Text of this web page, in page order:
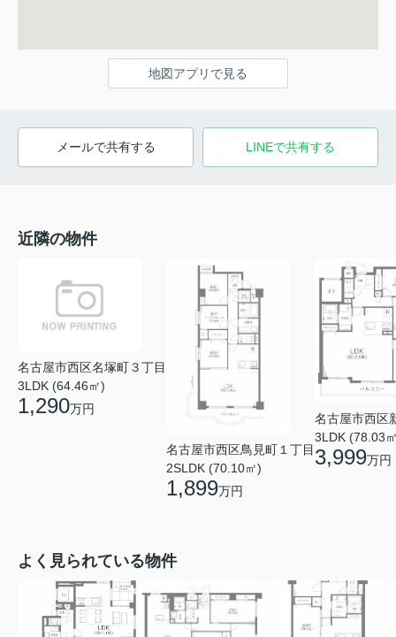
地図アプリで見る
メールで共有する LINEで共有する
近隣の物件
名古屋市西区名塚町３丁目
3LDK (64.46㎡)
1,290万円
名古屋市西区鳥見町１丁目
2SLDK (70.10㎡)
1,899万円
名古屋市西区
3LDK (78.03
3,999万円
よく見られている物件